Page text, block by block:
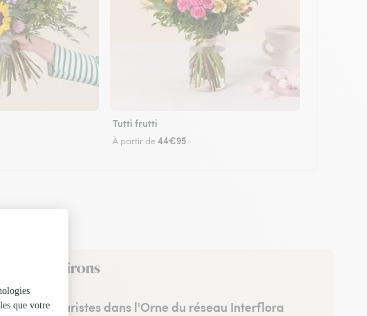
Tutti frutti
À partir de44€95
ses environs
Les fleuristes dans l'Orne du réseau Interflora